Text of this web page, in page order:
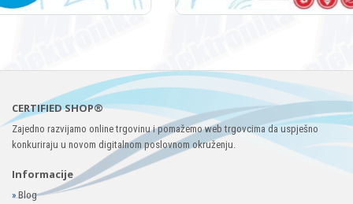
CERTIFIED SHOP®
Zajedno razvijamo online trgovinu i pomažemo web trgovcima da uspješno
konkuriraju u novom digitalnom poslovnom okruženju.
Informacije
»Blog